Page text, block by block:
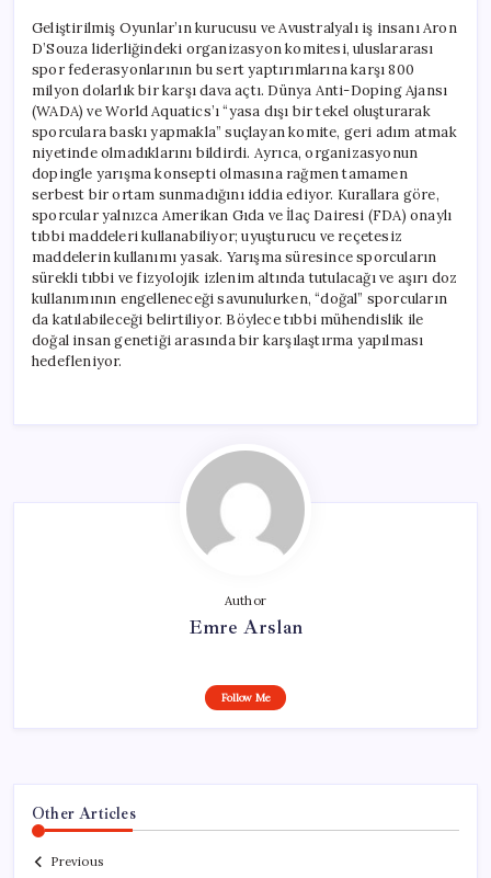
Geliştirilmiş Oyunlar’ın kurucusu ve Avustralyalı iş insanı Aron
D’Souza liderliğindeki organizasyon komitesi, uluslararası
spor federasyonlarının bu sert yaptırımlarına karşı 800
milyon dolarlık bir karşı dava açtı. Dünya Anti-Doping Ajansı
(WADA) ve World Aquatics’ı “yasa dışı bir tekel oluşturarak
sporculara baskı yapmakla” suçlayan komite, geri adım atmak
niyetinde olmadıklarını bildirdi. Ayrıca, organizasyonun
dopingle yarışma konsepti olmasına rağmen tamamen
serbest bir ortam sunmadığını iddia ediyor. Kurallara göre,
sporcular yalnızca Amerikan Gıda ve İlaç Dairesi (FDA) onaylı
tıbbi maddeleri kullanabiliyor; uyuşturucu ve reçetesiz
maddelerin kullanımı yasak. Yarışma süresince sporcuların
sürekli tıbbi ve fizyolojik izlenim altında tutulacağı ve aşırı doz
kullanımının engelleneceği savunulurken, “doğal” sporcuların
da katılabileceği belirtiliyor. Böylece tıbbi mühendislik ile
doğal insan genetiği arasında bir karşılaştırma yapılması
hedefleniyor.
Author
Emre Arslan
Follow Me
Other Articles
Previous